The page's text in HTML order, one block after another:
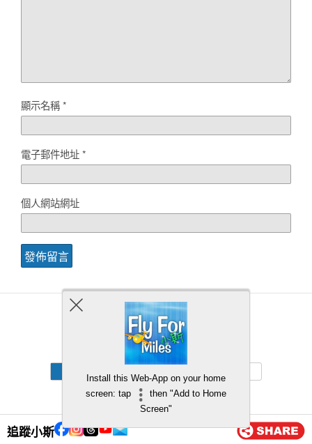
追蹤小斯
顯示名稱*
電子郵件地址*
個人網站網址
Back to top
Install this Web-App on your home
screen: tap
then "Add to Home
Screen"